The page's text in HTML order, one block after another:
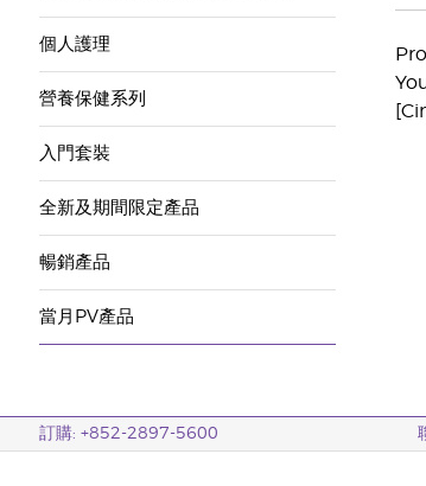
個人護理
營養保健系列
入門套裝
全新及期間限定產品
暢銷產品
當月PV產品
訂購: +852-2897-5600